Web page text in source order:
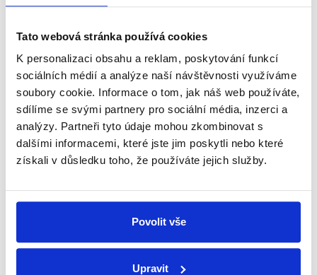
Tato webová stránka používá cookies
K personalizaci obsahu a reklam, poskytování funkcí
sociálních médií a analýze naší návštěvnosti využíváme
soubory cookie. Informace o tom, jak náš web používáte,
sdílíme se svými partnery pro sociální média, inzerci a
analýzy. Partneři tyto údaje mohou zkombinovat s
dalšími informacemi, které jste jim poskytli nebo které
získali v důsledku toho, že používáte jejich služby.
Povolit vše
Upravit
Přihlaste se k odběru našeho
newsletteru nebowhatsappového
kanálu, kde pravidelně přinášíme
shrnutí nejzajímavějších článků a analýz.
Začněte nás odebírat, a mějte tak
přehled o tom, jaké dezinformace a
nepravdy se zrovna v Česku šíří.
Sociální sítě